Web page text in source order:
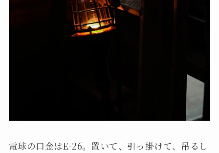
電球の口金はE-26。置いて、引っ掛けて、吊るし